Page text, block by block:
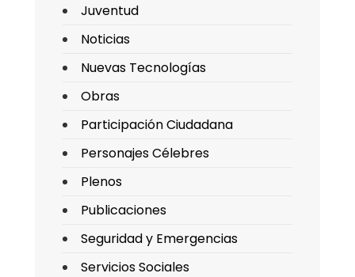
Juventud
Noticias
Nuevas Tecnologías
Obras
Participación Ciudadana
Personajes Célebres
Plenos
Publicaciones
Seguridad y Emergencias
Servicios Sociales